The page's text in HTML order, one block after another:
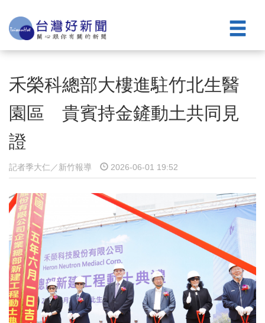
禾榮科總部大樓進駐竹北生醫
園區 貴賓持金鏟動土共同見
證
記者季大仁／新竹報導 2026-06-01 19:52